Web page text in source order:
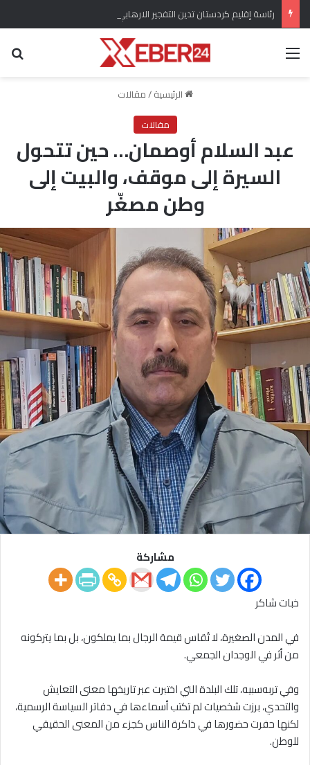
رئاسة إقليم كردستان تدين التفجير الارهابي في بلدة جرمانا بسوريا
القائمة
الرئيسية/مقالات
مقالات
عبد السلام أوصمان… حين تتحول
السيرة إلى موقف، والبيت إلى
وطن مصغّر
مشاركة
خبات شاكر
في المدن الصغيرة، لا تُقاس قيمة الرجال بما يملكون، بل بما يتركونه
من أثر في الوجدان الجمعي.
وفي تربه‌سبيه، تلك البلدة التي اختبرت عبر تاريخها معنى التعايش
والتحدي، برزت شخصيات لم تكتب أسماءها في دفاتر السياسة الرسمية،
لكنها حفرت حضورها في ذاكرة الناس كجزء من المعنى الحقيقي
للوطن.